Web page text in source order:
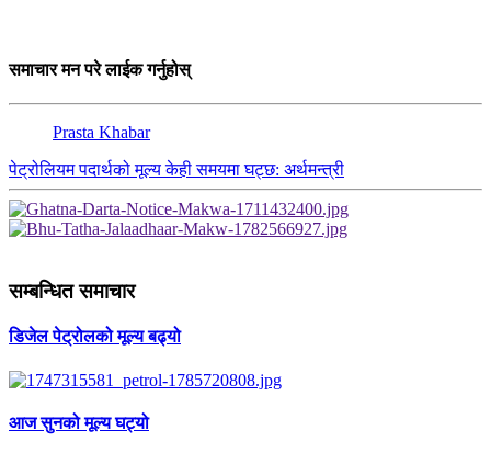
समाचार मन परे लाईक गर्नुहोस्
Prasta Khabar
पेट्रोलियम पदार्थको मूल्य केही समयमा घट्छ: अर्थमन्त्री
सम्बन्धित समाचार
डिजेल पेट्रोलको मूल्य बढ्यो
आज सुनको मूल्य घट्यो